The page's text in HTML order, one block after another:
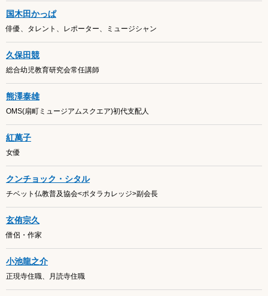
国木田かっぱ
俳優、タレント、レポーター、ミュージシャン
久保田競
総合幼児教育研究会常任講師
熊澤泰雄
OMS(扇町ミュージアムスクエア)初代支配人
紅萬子
女優
クンチョック・シタル
チベット仏教普及協会<ポタラカレッジ>副会長
玄侑宗久
僧侶・作家
小池龍之介
正現寺住職、月読寺住職